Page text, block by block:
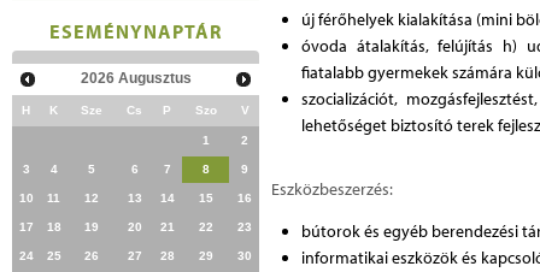
ESEMÉNYNAPTÁR
2026 Augusztus
H K Sze Cs P Szo V
1 2
3 4 5 6 7 8 9
10 11 12 13 14 15 16
17 18 19 20 21 22 23
24 25 26 27 28 29 30
új férőhelyek kialakítása (mini
óvoda átalakítás, felújítás h)
fiatalabb gyermekek számára
szocializációt,
lehetőséget biztosító terek
Eszközbeszerzés:
bútorok és egyéb berendezési
informatikai eszközök és